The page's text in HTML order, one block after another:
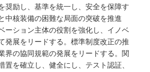
奨励し、基準を統一し、安全を保障す
中核装備の困難な局面の突破を推進
ーション主体の役割を強化し、イノベ
発展をリードする。標準制度改正の推
界の協同規範の発展をリードする。関
置を確立し、健全にし、テスト認証、